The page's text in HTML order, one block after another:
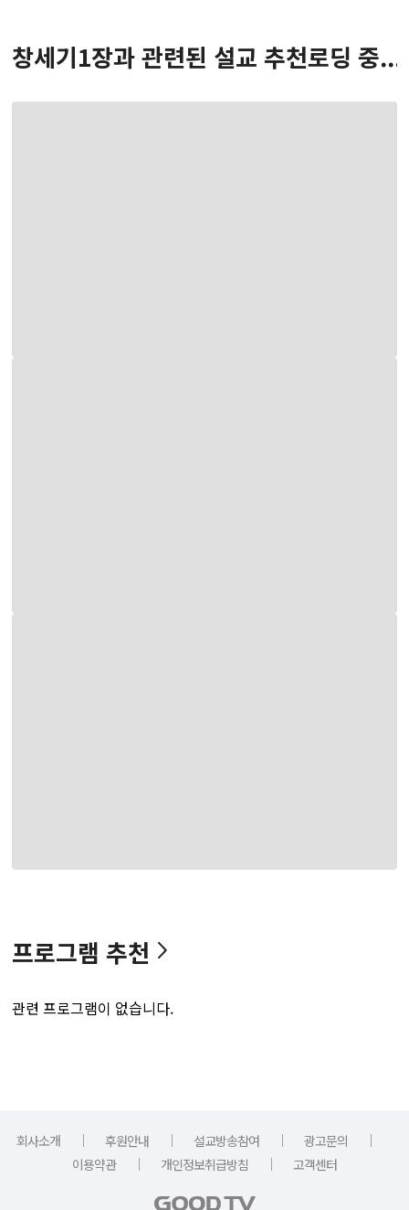
창세기1장과 관련된 설교 추천로딩 중...
프로그램 추천
관련 프로그램이 없습니다.
회사소개 ｜ 후원안내 ｜ 설교방송참여 ｜ 광고문의
｜
이용약관
｜ 개인정보취급방침 ｜ 고객센터